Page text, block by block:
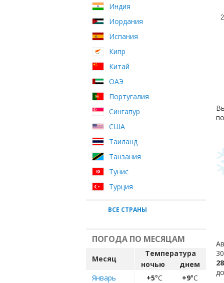
Индия
Иордания
Испания
Кипр
Китай
ОАЭ
Португалия
Сингапур
США
Таиланд
Танзания
Тунис
Турция
ВСЕ СТРАНЫ
ПОГОДА ПО МЕСЯЦАМ
Месяц
Температура
ночью
днем
Январь
+5°C +9°C